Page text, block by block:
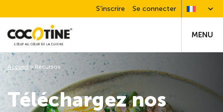
S’inscrire Se connecter
MENU
Téléchargez nos
Accueil> Recursos